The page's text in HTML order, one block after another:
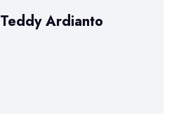
Teddy Ardianto